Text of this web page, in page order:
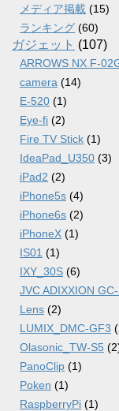
メディア掲載 (15)
ランキング (60)
ガジェット (107)
ARROWS NX F-
camera (14)
E-520 (1)
Eye-fi (2)
Fire TV Stick (1)
IdeaPad_U350 (3)
iPad2 (2)
iPhone5s (4)
iPhone6s (2)
iPhoneX (1)
IS01 (1)
IXY_30S (6)
JVC ADIXXION
Lens (2)
LUMIX_DMC-GF3
Olasonic_TW-S5
PanoClip (1)
Poken (1)
RaspberryPi (1)